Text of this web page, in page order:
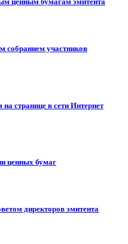
участников
странице в сети Интернет
ценных бумаг
директоров эмитента